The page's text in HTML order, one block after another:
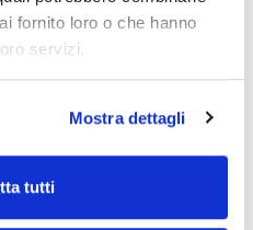
fornito loro o che hanno
servizi.
Mostra dettagli
tutti
COA
Registrati per i download